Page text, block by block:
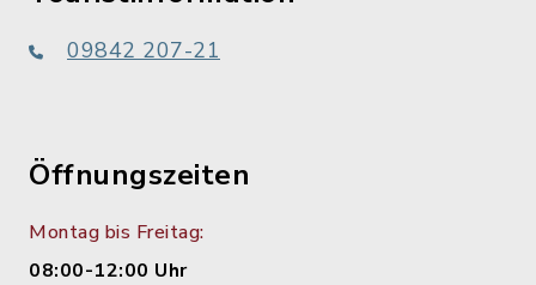
09842 207-21
Öffnungszeiten
Montag bis Freitag:
08:00-12:00 Uhr